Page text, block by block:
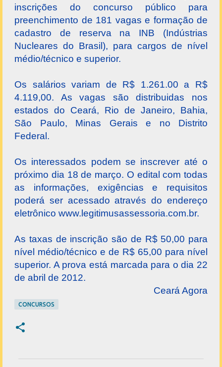
inscrições do concurso público para
preenchimento de 181 vagas e formação de
cadastro de reserva na INB (Indústrias
Nucleares do Brasil), para cargos de nível
médio/técnico e superior.
Os salários variam de R$ 1.261.00 a R$
4.119,00. As vagas são distribuidas nos
estados do Ceará, Rio de Janeiro, Bahia,
São Paulo, Minas Gerais e no Distrito
Federal.
Os interessados podem se inscrever até o
próximo dia 18 de março. O edital com todas
as informações, exigências e requisitos
poderá ser acessado através do endereço
eletrônico www.legitimusassessoria.com.br.
As taxas de inscrição são de R$ 50,00 para
nível médio/técnico e de R$ 65,00 para nível
superior. A prova está marcada para o dia 22
de abril de 2012.
Ceará Agora
CONCURSOS